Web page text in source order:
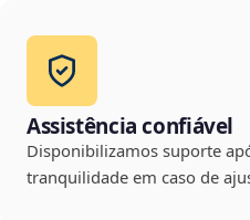
Assistência confiável
Disponibilizamos suporte
tranquilidade em caso de